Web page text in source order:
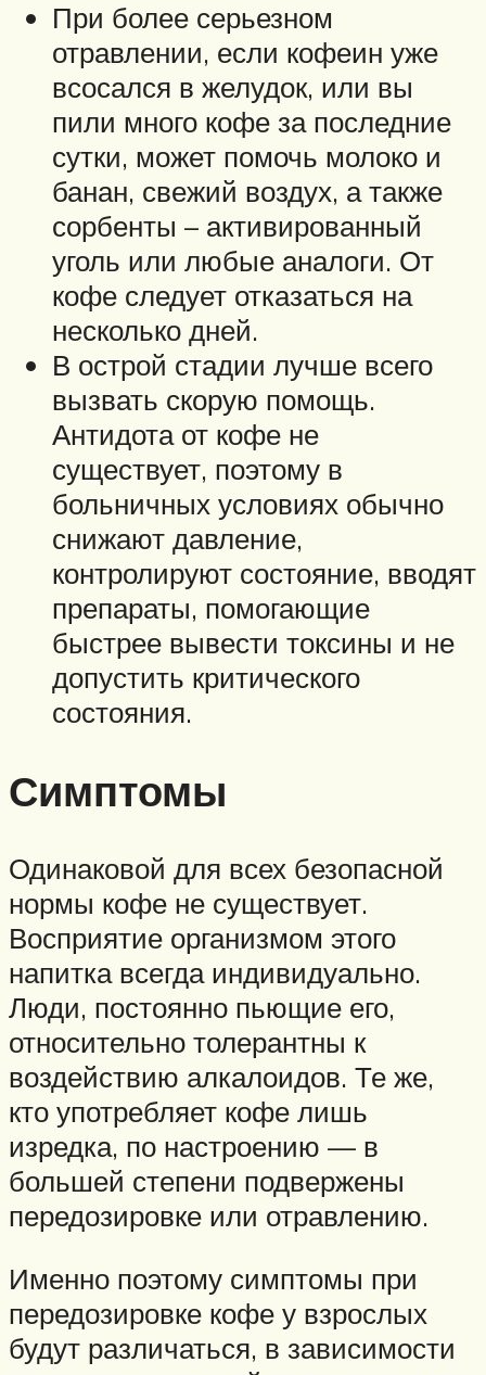
При более серьезном
отравлении, если кофеин уже
всосался в желудок, или вы
пили много кофе за последние
сутки, может помочь молоко и
банан, свежий воздух, а также
сорбенты – активированный
уголь или любые аналоги. От
кофе следует отказаться на
несколько дней.
В острой стадии лучше всего
вызвать скорую помощь.
Антидота от кофе не
существует, поэтому в
больничных условиях обычно
снижают давление,
контролируют состояние, вводят
препараты, помогающие
быстрее вывести токсины и не
допустить критического
состояния.
Симптомы
Одинаковой для всех безопасной
нормы кофе не существует.
Восприятие организмом этого
напитка всегда индивидуально.
Люди, постоянно пьющие его,
относительно толерантны к
воздействию алкалоидов. Те же,
кто употребляет кофе лишь
изредка, по настроению — в
большей степени подвержены
передозировке или отравлению.
Именно поэтому симптомы при
передозировке кофе у взрослых
будут различаться, в зависимости